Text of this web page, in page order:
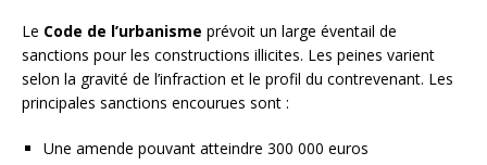
Le Code de l’urbanisme prévoit un large éventail de
sanctions pour les constructions illicites. Les peines varient
selon la gravité de l’infraction et le profil du contrevenant. Les
principales sanctions encourues sont :
Une amende pouvant atteindre 300 000 euros